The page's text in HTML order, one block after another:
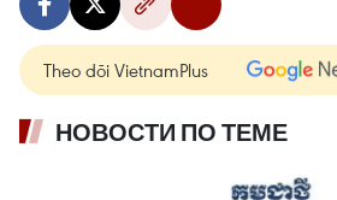
Theo dõi VietnamPlus
НОВОСТИ ПО ТЕМЕ